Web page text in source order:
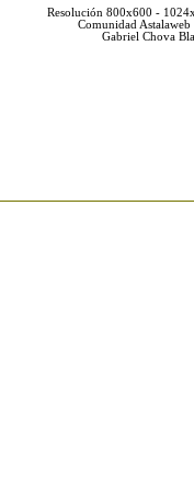
Resolución 800x600 -
Comunidad
Gabriel Chova